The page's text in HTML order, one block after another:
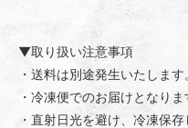
▼取り扱い注意事項
・送料は別途発生いたします
・冷凍便でのお届けとなりま
・直射日光を避け、冷凍保存